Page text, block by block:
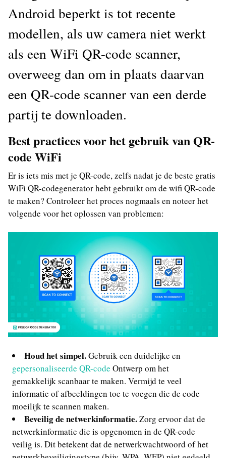
Android beperkt is tot recente
modellen, als uw camera niet werkt
als een WiFi QR-code scanner,
overweeg dan om in plaats daarvan
een QR-code scanner van een derde
partij te downloaden.
Best practices voor het gebruik van QR-
code WiFi
Er is iets mis met je QR-code, zelfs nadat je de beste gratis
WiFi QR-codegenerator hebt gebruikt om de wifi QR-code
te maken? Controleer het proces nogmaals en noteer het
volgende voor het oplossen van problemen:
Houd het simpel.Gebruik een duidelijke en
gepersonaliseerde QR-code Ontwerp om het
gemakkelijk scanbaar te maken. Vermijd te veel
informatie of afbeeldingen toe te voegen die de code
moeilijk te scannen maken.
Beveilig de netwerkinformatie.Zorg ervoor dat de
netwerkinformatie die is opgenomen in de QR-code
veilig is. Dit betekent dat de netwerkwachtwoord of het